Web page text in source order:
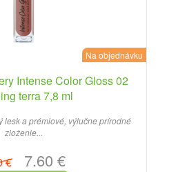
Na objednávku
Intense Color Gloss 02
terra 7,8 ml
lesk a prémiové, výlučne prírodné
zloženie...
€7.60 €